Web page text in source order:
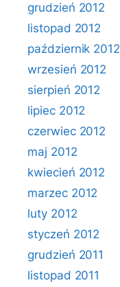
grudzień 2012
listopad 2012
październik 2012
wrzesień 2012
sierpień 2012
lipiec 2012
czerwiec 2012
maj 2012
kwiecień 2012
marzec 2012
luty 2012
styczeń 2012
grudzień 2011
listopad 2011